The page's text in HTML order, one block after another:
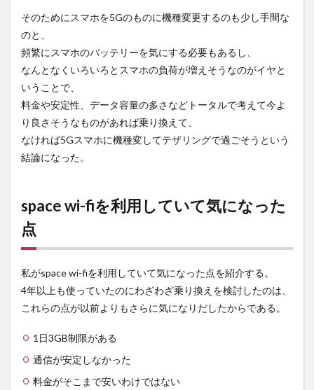
はな
2.4
速度
均的
ぐら
い
3
space
ト
りが
ない
3.2
タル
でか
かる
料金
そのためにスマホを5Gのものに機種変更するのも少し手間な
のと、
頻繁にスマホのバッテリーを気にする必要もあるし、
なんとなくいろいろとスマホの負荷が増えそうなのがイヤと
いうことで、
料金や安定性、データ容量の多さなどトータルで考えて今よ
り良さそうなものがあれば乗り換えて、
なければ5Gスマホに機種変してテザリングで過ごそうという
結論になった。
space wi-fiを利用していて気になった
点
私がspace wi-fiを利用していて気になった点を紹介する。
4年以上も使っていたのにわざわざ乗り換えを検討したのは、
これらの点が以前よりもさらに気になりだしたからである。
1日3GB制限がある
通信が安定しなかった
料金がそこまで安いわけではない